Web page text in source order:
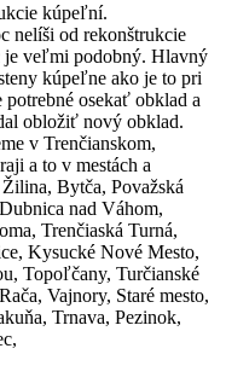
kúpeľní.
nelíši od rekonštrukcie
je veľmi podobný. Hlavný
kúpeľne ako je to pri
osekať obklad a
obložiť nový obklad.
v Trenčianskom,
a to v mestách a
Bytča, Považská
nad Váhom,
Trenčiaská Turná,
Kysucké Nové Mesto,
Topoľčany, Turčianské
Vajnory, Staré mesto,
Trnava, Pezinok,